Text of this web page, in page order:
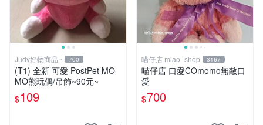
Judy好物商品~ 700
(T1) 全新 可愛 PostPet MO
MO熊玩偶/吊飾~90元~
$109
喵仔店 miao_shop 3167
喵仔店 口愛COmomo無敵口
愛
$700